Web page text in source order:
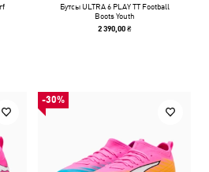
Бутсы ULTRA 6 PLAY TT Football
Boots Youth
2 390,00 ₴
-30%